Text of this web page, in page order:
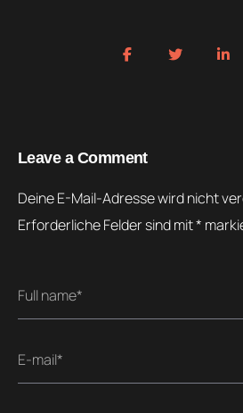
Leave a Comment
Deine E-Mail-Adresse wird nicht
Erforderliche Felder sind mit*
Full name*
E-mail*